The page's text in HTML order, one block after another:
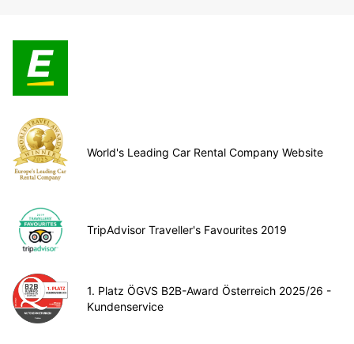
World's Leading Car Rental Company Website
TripAdvisor Traveller's Favourites 2019
1. Platz ÖGVS B2B-Award Österreich 2025/26 -
Kundenservice